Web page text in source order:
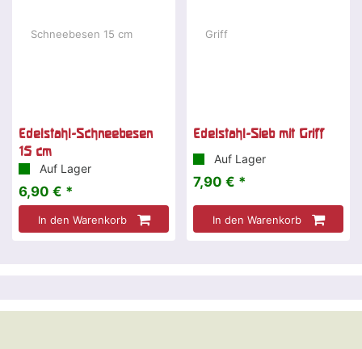
Edelstahl-Schneebesen
15 cm
Auf Lager
6,90 € *
In den Warenkorb
Edelstahl-Sieb mit Griff
Auf Lager
7,90 € *
In den Warenkorb